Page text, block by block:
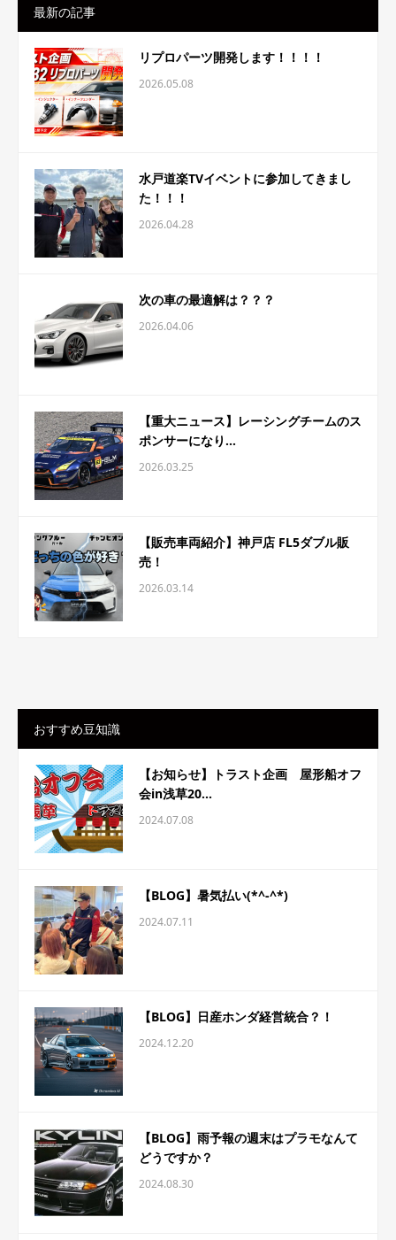
最新の記事
リプロパーツ開発します！！！！
2026.05.08
水戸道楽TVイベントに参加してきまし
た！！！
2026.04.28
次の車の最適解は？？？
2026.04.06
【重大ニュース】レーシングチームのス
ポンサーになり...
2026.03.25
【販売車両紹介】神戸店 FL5ダブル販
売！
2026.03.14
おすすめ豆知識
【お知らせ】トラスト企画 屋形船オフ
会in浅草20...
2024.07.08
【BLOG】暑気払い(*^-^*)
2024.07.11
【BLOG】日産ホンダ経営統合？！
2024.12.20
【BLOG】雨予報の週末はプラモなんて
どうですか？
2024.08.30